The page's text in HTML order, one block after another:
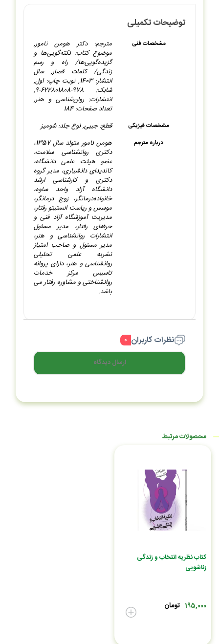
توضیحات تکمیلی
مشخصات فنی
مترجم: دکتر هومن نامور,
موضوع کتاب: نکته‌گویی‌ها و
گزیده‌گویی‌ها/ راه و رسم
زندگی/ کلمات قصار, سال
انتشار: 1403, نوبت چاپ: اول,
شابک: 978-622801808-9,
انتشارات: روان‌شناسی و هنر,
تعداد صفحات: 184
مشخصات فیزیکی قطع: جیبی, نوع جلد: شومیز
درباره مترجم
هومن نامور متولد سال 1357،
دکتری روانشناسی سلامت،
عضو هیئت علمی دانشگاه،
کاندیدای دانشیاری، مدیر گروه
دکتری و کارشناسی ارشد
دانشگاه آزاد واحد ساوه،
خانواده‌درمانگر، زوج درمانگر،
موسس و ریاست انستیتو رفتار،
مدیریت آموزشگاه آزاد فنی و
حرفه‌ای رفتار، مدیر مسئول
انتشارات روانشناسی و هنر،
مدیر مسئول و صاحب امتیاز
نشریه علمی تحلیلی
روانشناسی و هنر، دارای پروانه
تاسیس مرکز خدمات
روانشناختی و مشاوره رفتار می
باشد.
نظرات کاربران ۰
ارسال دیدگاه
محصولات مرتبط
کتاب نظریه انتخاب و زندگی
زناشویی
195,000 تومان